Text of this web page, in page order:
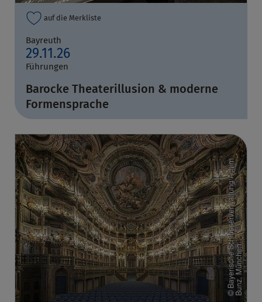
auf die Merkliste
Bayreuth
29.11.26
Führungen
Barocke Theaterillusion & moderne
Formensprache